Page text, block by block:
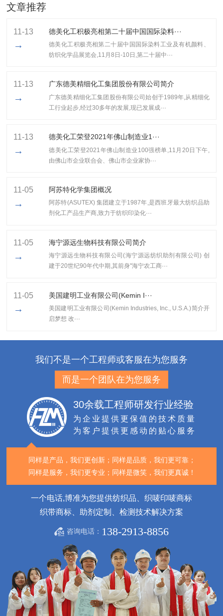
文章推荐
11-13
→
德美化工积极亮相第二十届中国国际染料···
德美化工积极亮相第二十届中国国际染料工业及有机颜料、
纺织化学品展览会,11月8日-10日,第二十届中···
11-13
→
广东德美精细化工集团股份有限公司简介
广东德美精细化工集团股份有限公司始创于1989年,从精细化
工行业起步,经过30多年的发展,现已发展成···
11-13
→
​德美化工荣登2021年佛山制造业1···
​德美化工荣登2021年佛山制造业100强榜单,11月20日下午,
由佛山市企业联合会、佛山市企业家协···
11-05
→
阿苏特化学集团概况
阿苏特(ASUTEX) 集团建立于1987年,是西班牙最大纺织品助
剂化工产品生产商,致力于纺织印染化···
11-05
→
海宁源远生物科技有限公司简介
海宁源远生物科技有限公司(海宁源远纺织助剂有限公司) 创
建于20世纪90年代中期,其前身"海宁农工商···
11-05
→
美国建明工业有限公司(Kemin I···
美国建明工业有限公司(Kemin Industries, Inc., U.S.A.)简介开
启梦想 改···
我们不是一个工程师或客服在为您服务
而是一个团队在为您服务
30余载工程师研发行业经验
为企业提供更保值的技术质量
为客户提供更感动的贴心服务
同样是产品，我们更创新； 同样是品质，我们更可靠；
同样是服务，我们更专业； 同样是微笑，我们更真诚！
一个电话,博准为您提供纺织品、织唛印唛商标
织带商标、助剂定制、检测技术解决方案
咨询电话： 138-2913-8856